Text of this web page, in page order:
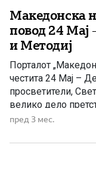
Македонска
повод 24 Мај
и Методиј
Порталот
честита 24 Мај –
просветители,
велико дело
писменост,
писменоста и
пред 3 мес.